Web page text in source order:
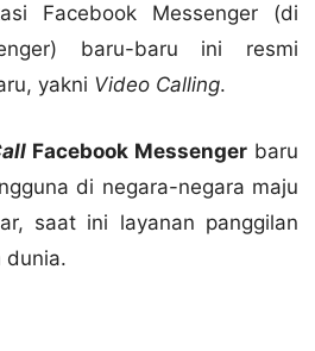
Facebook Messenger (di
baru-baru ini resmi
yakni Video Calling.
Facebook Messengerbaru
di negara-negara maju
saat ini layanan panggilan
dunia.